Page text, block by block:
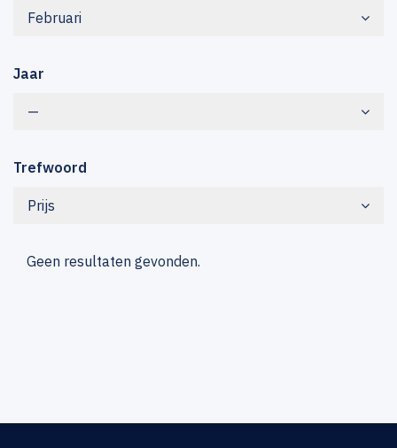
Februari
Jaar
—
Trefwoord
Prijs
Geen resultaten gevonden.